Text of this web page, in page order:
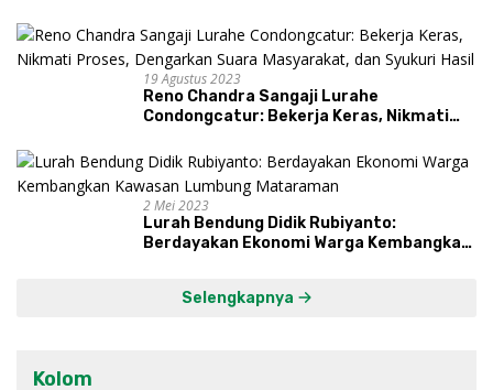
19 Agustus 2023
Reno Chandra Sangaji Lurahe
Condongcatur: Bekerja Keras, Nikmati
dan Syukuri Hasil
2 Mei 2023
Lurah Bendung Didik Rubiyanto:
Berdayakan Ekonomi Warga Kembangkan
Selengkapnya
Kolom